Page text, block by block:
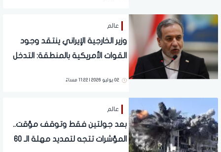
عالم
وزير الخارجية الإيراني ينتقد وجود
القوات الأمريكية بالمنطقة: التدخل
02 يوليو 2026 | 11:22 مساءً
عالم
بعد جولتين فقط وتوقف مؤقت..
المؤشرات تتجه لتمديد مهلة الـ 60